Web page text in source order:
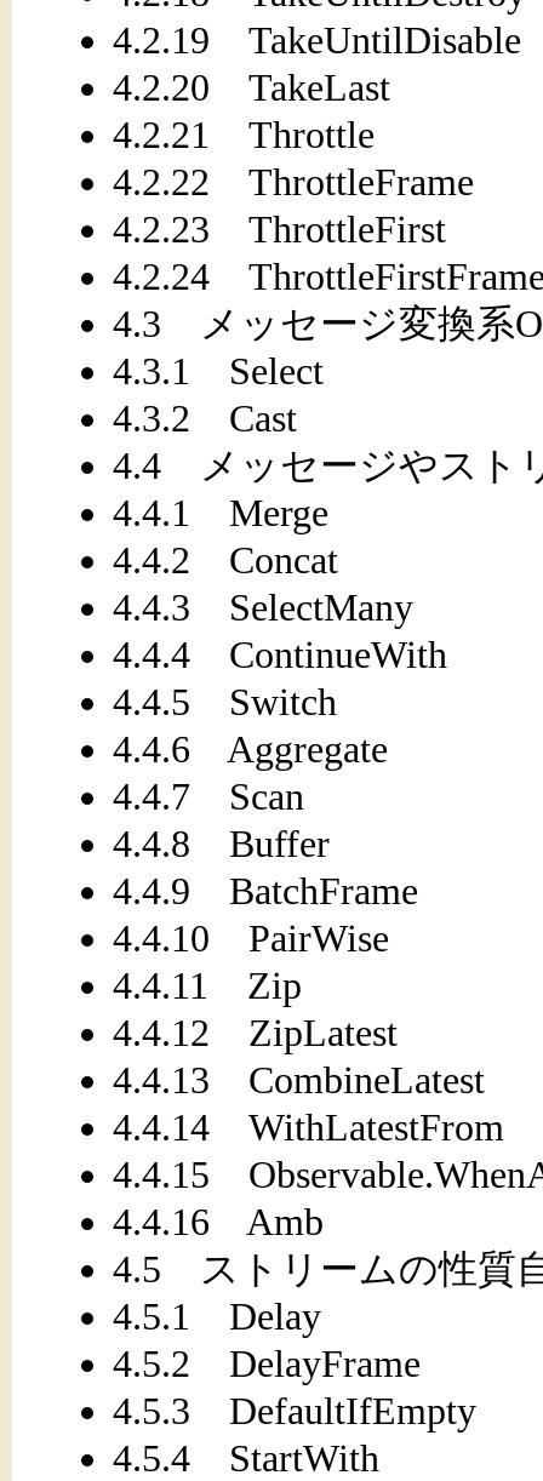
4.2.19 TakeUntilDisable
4.2.20 TakeLast
4.2.21 Throttle
4.2.22 ThrottleFrame
4.2.23 ThrottleFirst
4.2.24
4.3 メッセージ変換系
4.3.1 Select
4.3.2 Cast
4.4 メッセージやスト
4.4.1 Merge
4.4.2 Concat
4.4.3 SelectMany
4.4.4 ContinueWith
4.4.5 Switch
4.4.6 Aggregate
4.4.7 Scan
4.4.8 Buffer
4.4.9 BatchFrame
4.4.10 PairWise
4.4.11 Zip
4.4.12 ZipLatest
4.4.13 CombineLatest
4.4.14 WithLatestFrom
4.4.15
4.4.16 Amb
4.5 ストリームの性質
4.5.1 Delay
4.5.2 DelayFrame
4.5.3 DefaultIfEmpty
4.5.4 StartWith